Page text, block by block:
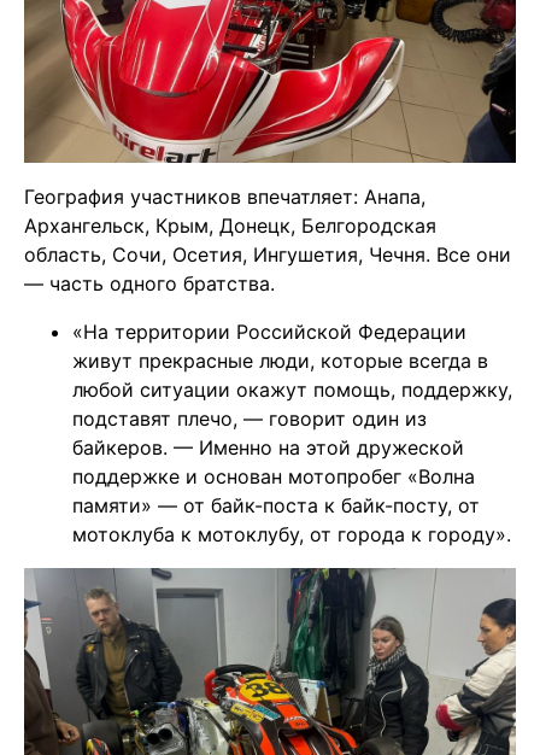
География участников впечатляет: Анапа,
Архангельск, Крым, Донецк, Белгородская
область, Сочи, Осетия, Ингушетия, Чечня. Все они
— часть одного братства.
«На территории Российской Федерации
живут прекрасные люди, которые всегда в
любой ситуации окажут помощь, поддержку,
подставят плечо, — говорит один из
байкеров. — Именно на этой дружеской
поддержке и основан мотопробег «Волна
памяти» — от байк-поста к байк-посту, от
мотоклуба к мотоклубу, от города к городу».